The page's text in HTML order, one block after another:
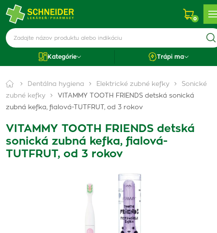
0
Kategórie Trápi ma
Dentálna hygiena Elektrické zubné kefky
Sonické
zubné kefky
VITAMMY TOOTH FRIENDS detská sonická
zubná kefka, fialová-TUTFRUT, od 3 rokov
VITAMMY TOOTH FRIENDS detská
sonická zubná kefka, fialová-
TUTFRUT, od 3 rokov